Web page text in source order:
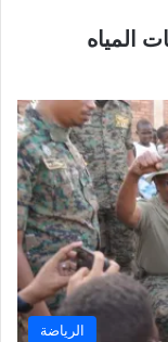
المياه
الرياضة